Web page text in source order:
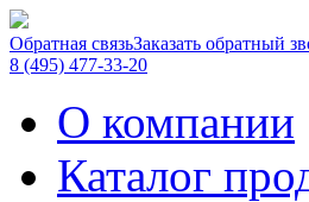
Обратная связьЗаказать обратный
8 (495) 477-33-20
О компании
Каталог